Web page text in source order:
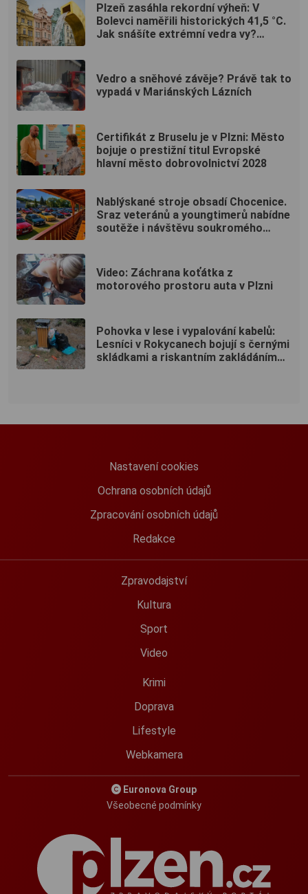
Plzeň zasáhla rekordní výheň: V
Bolevci naměřili historických 41,5 °C.
Jak snášíte extrémní vedra vy?
Vedro a sněhové závěje? Právě tak to
vypadá v Mariánských Lázních
Certifikát z Bruselu je v Plzni: Město
bojuje o prestižní titul Evropské
hlavní město dobrovolnictví 2028
Nablýskané stroje obsadí Chocenice.
Sraz veteránů a youngtimerů nabídne
soutěže i návštěvu soukromého
Video: Záchrana koťátka z
motorového prostoru auta v Plzni
Pohovka v lese i vypalování kabelů:
Lesníci v Rokycanech bojují s černými
skládkami a riskantním zakládáním
Nastavení cookies
Ochrana osobních údajů
Zpracování osobních údajů
Redakce
Zpravodajství
Kultura
Sport
Video
Krimi
Doprava
Lifestyle
Webkamera
Euronova Group
Všeobecné podmínky